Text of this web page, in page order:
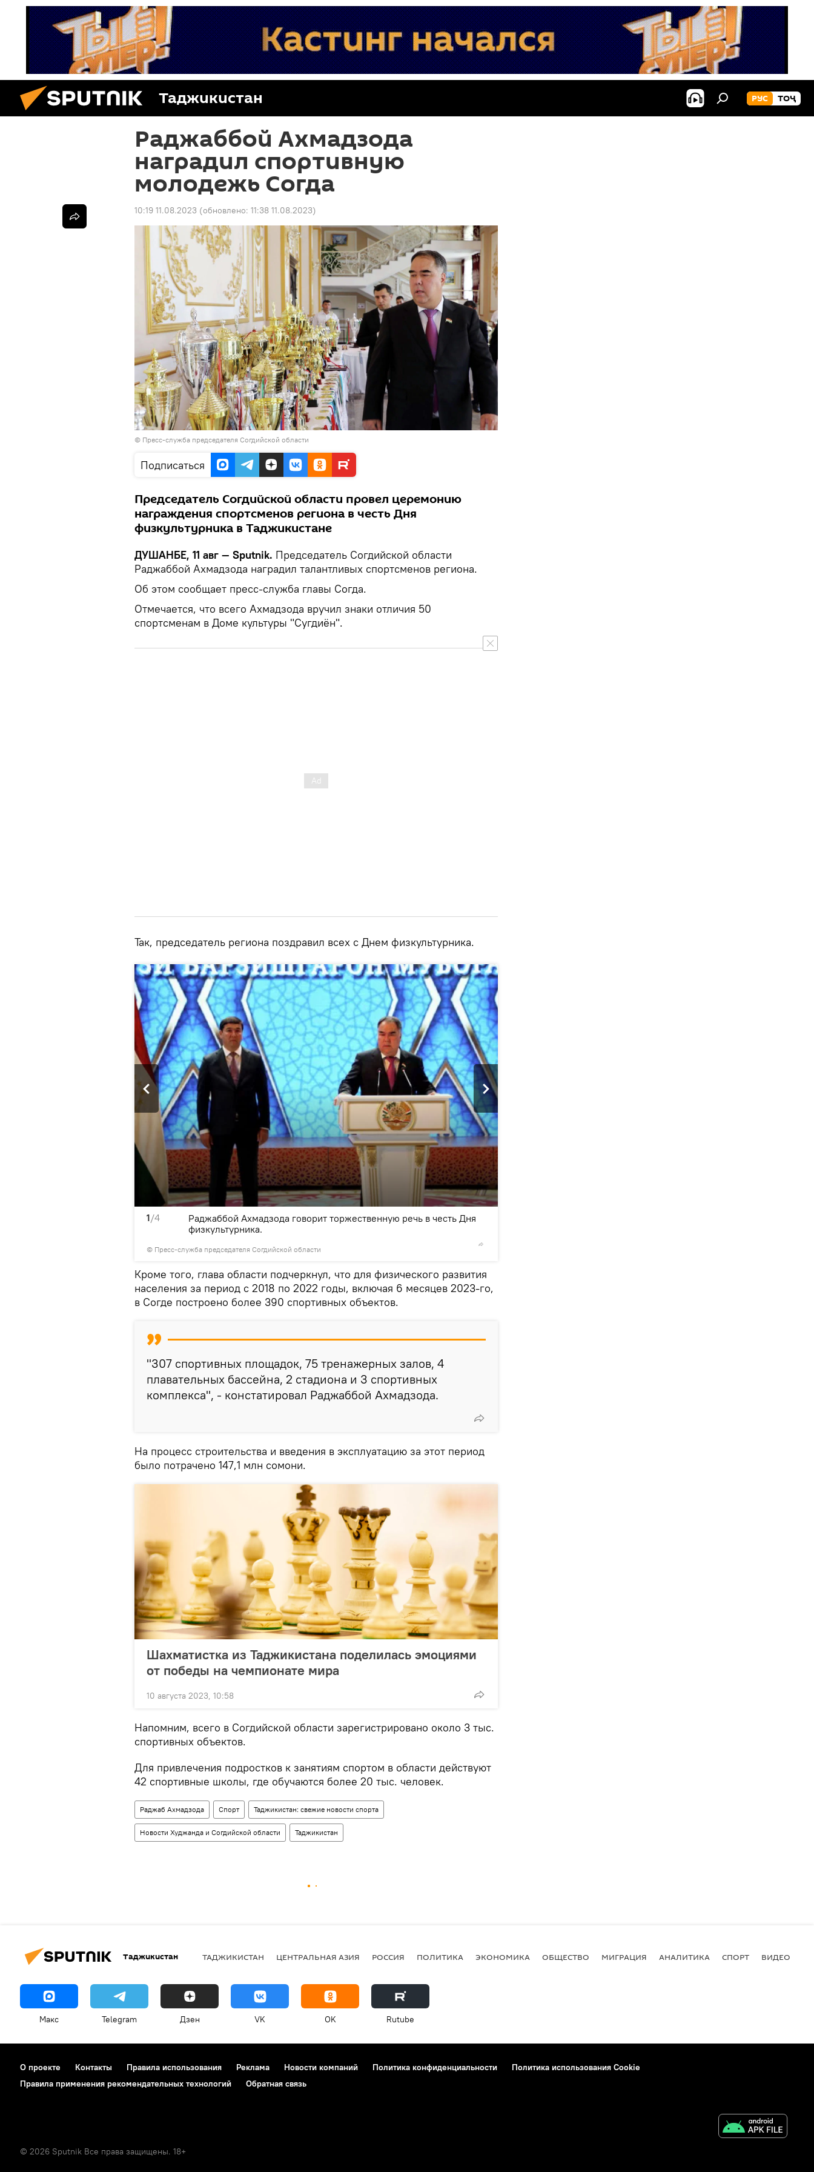
Таджикистан РУС ТОҶ
Раджаббой Ахмадзода
наградил спортивную
молодежь Согда
10:19 11.08.2023 (обновлено: 11:38 11.08.2023)
© Пресс-служба председателя Согдийской области
Подписаться
Председатель Согдийской области провел церемонию
награждения спортсменов региона в честь Дня
физкультурника в Таджикистане
ДУШАНБЕ, 11 авг — Sputnik. Председатель Согдийской области
Раджаббой Ахмадзода наградил талантливых спортсменов региона.
Об этом сообщает пресс-служба главы Согда.
Отмечается, что всего Ахмадзода вручил знаки отличия 50
спортсменам в Доме культуры "Сугдиён".
Так, председатель региона поздравил всех с Днем физкультурника.
1/4
© Пресс-служба председателя Согдийской области
Раджаббой Ахмадзода говорит торжественную речь в честь Дня
физкультурника.
Кроме того, глава области подчеркнул, что для физического развития
населения за период с 2018 по 2022 годы, включая 6 месяцев 2023-го,
в Согде построено более 390 спортивных объектов.
"307 спортивных площадок, 75 тренажерных залов, 4
плавательных бассейна, 2 стадиона и 3 спортивных
комплекса", - констатировал Раджаббой Ахмадзода.
На процесс строительства и введения в эксплуатацию за этот период
было потрачено 147,1 млн сомони.
Шахматистка из Таджикистана поделилась эмоциями
от победы на чемпионате мира
10 августа 2023, 10:58
Напомним, всего в Согдийской области зарегистрировано около 3 тыс.
спортивных объектов.
Для привлечения подростков к занятиям спортом в области действуют
42 спортивные школы, где обучаются более 20 тыс. человек.
Раджаб Ахмадзода Спорт Таджикистан: свежие новости спорта
Новости Худжанда и Согдийской области Таджикистан
Таджикистан ТАДЖИКИСТАН ЦЕНТРАЛЬНАЯ АЗИЯ РОССИЯ ПОЛИТИКА ЭКОНОМИКА ОБЩЕСТВО МИГРАЦИЯ АНАЛИТИКА СПОРТ ВИДЕО
Макс Telegram Дзен VK OK Rutube
О проекте Контакты Правила использования Реклама Новости компаний Политика конфиденциальности
Политика использования Cookie
Правила применения рекомендательных технологий
Обратная связь
© 2026 Sputnik Все права защищены. 18+